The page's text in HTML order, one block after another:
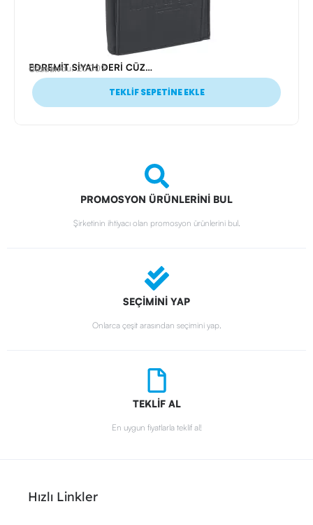
EDREMİT SİYAH DERİ CÜZDAN
Ürün Kodu: 20009
Cüzdan
TEKLİF SEPETİNE EKLE
PROMOSYON ÜRÜNLERİNİ BUL
Şirketinin ihtiyacı olan promosyon ürünlerini bul.
SEÇİMİNİ YAP
Onlarca çeşit arasından seçimini yap.
TEKLİF AL
En uygun fiyatlarla teklif al!
Hızlı Linkler